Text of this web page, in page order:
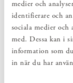
medier och
identifierare och
sociala medier och
med. Dessa kan i
information som
in när du har